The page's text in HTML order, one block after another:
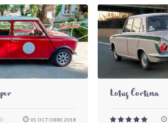
01 OCTOBRE 2018
Lotus Cortina